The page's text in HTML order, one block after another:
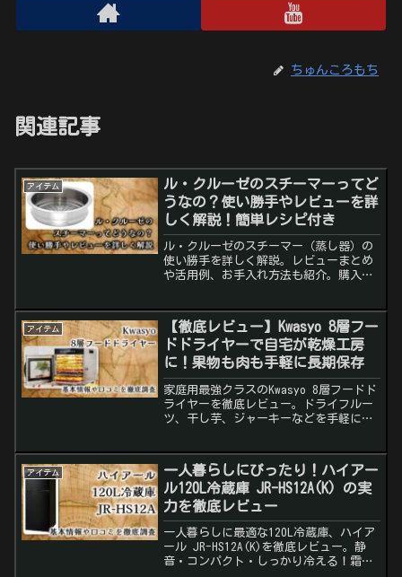
ちゅんころもち
関連記事
アイテム
ル・クルーゼのスチーマーってど
うなの？使い勝手やレビューを詳
しく解説！簡単レシピ付き
ル・クルーゼのスチーマー（蒸し器）の
使い勝手を詳しく解説。レビューまとめ
や活用例、お手入れ方法も紹介。購入を
アイテム
【徹底レビュー】Kwasyo 8層フー
ドドライヤーで自宅が乾燥工房
に！果物も肉も手軽に長期保存
家庭用最強クラスのKwasyo 8層フードド
ライヤーを徹底レビュー。ドライフルー
ツ、干し芋、ジャーキーなどを手軽に！
アイテム
一人暮らしにぴったり！ハイアー
ル120L冷蔵庫 JR-HS12A(K) の実
力を徹底レビュー
一人暮らしに最適な120L冷蔵庫、ハイア
ール JR-HS12A(K)を徹底レビュー。静
音・コンパクト・しっかり冷える！霜取